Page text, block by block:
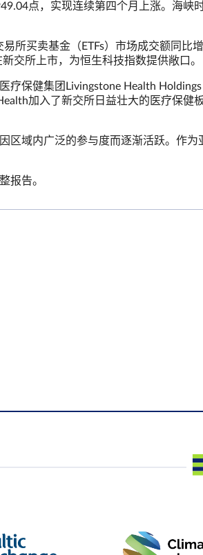
点，实现连续第四个月上涨。海
所买卖基金（ETFs）市场成交额同比
交所上市，为恒生科技指数提供敞口。
疗保健集团Livingstone Health
加入了新交所日益壮大的医疗保
区域内广泛的参与度而逐渐活跃。作
报告。